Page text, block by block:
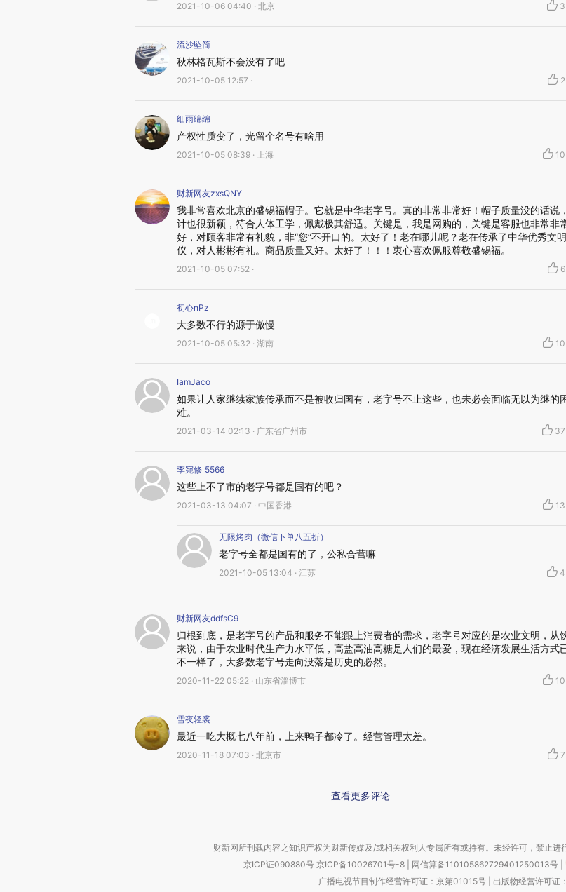
2021-10-06 04:40 · 北京 3
流沙坠简
秋林格瓦斯不会没有了吧
2021-10-05 12:57 · 2
细雨绵绵
产权性质变了，光留个名号有啥用
2021-10-05 08:39 · 上海 10
财新网友zxsQNY
我非常喜欢北京的盛锡福帽子。它就是中华老字号。真的非常非常好！帽子质量没的话说
计也很新颖，符合人体工学，佩戴极其舒适。关键是，我是网购的，关键是客服也非常非
好，对顾客非常有礼貌，非“您”不开口的。太好了！老在哪儿呢？老在传承了中华优秀文
仪，对人彬彬有礼。商品质量又好。太好了！！！衷心喜欢佩服尊敬盛锡福。
2021-10-05 07:52 · 6
初心nPz
大多数不行的源于傲慢
2021-10-05 05:32 · 湖南 10
IamJaco
如果让人家继续家族传承而不是被收归国有，老字号不止这些，也未必会面临无以为继的
难。
2021-03-14 02:13 · 广东省广州市 37
李宛修_5566
这些上不了市的老字号都是国有的吧？
2021-03-13 04:07 · 中国香港 13
无限烤肉（微信下单八五折）
老字号全都是国有的了，公私合营嘛
2021-10-05 13:04 · 江苏 4
财新网友ddfsC9
归根到底，是老字号的产品和服务不能跟上消费者的需求，老字号对应的是农业文明，从
来说，由于农业时代生产力水平低，高盐高油高糖是人们的最爱，现在经济发展生活方式
不一样了，大多数老字号走向没落是历史的必然。
2020-11-22 05:22 · 山东省淄博市 10
雪夜轻裘
最近一吃大概七八年前，上来鸭子都冷了。经营管理太差。
2020-11-18 07:03 · 北京市 7
查看更多评论
财新网所刊载内容之知识产权为财新传媒及/或相关权利人专属所有或持有。未经许可，禁止进
京ICP证090880号 京ICP备10026701号-8 网信算备110105862729401250013号
广播电视节目制作经营许可证：京第01015号| 出版物经营许可证